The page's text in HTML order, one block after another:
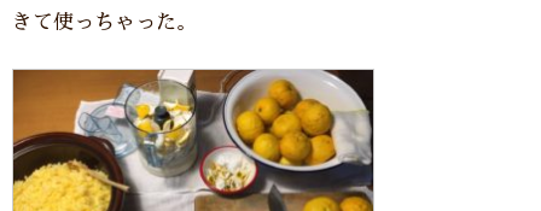
きて使っちゃった。